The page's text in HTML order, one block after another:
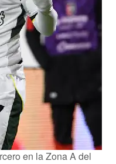
en la Zona A del